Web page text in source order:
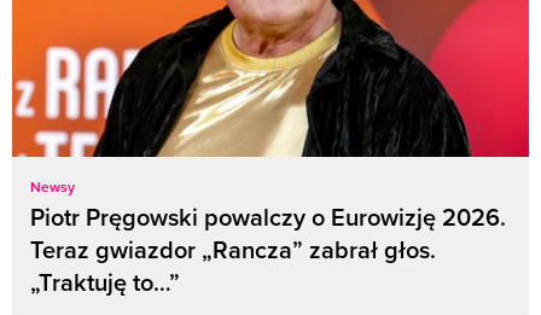
Newsy
Piotr Pręgowski powalczy o Eurowizję 2026.
Teraz gwiazdor „Rancza” zabrał głos.
„Traktuję to…”